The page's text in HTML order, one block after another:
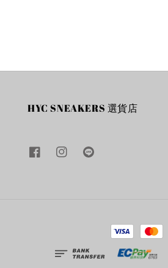
HYC SNEAKERS 選貨店